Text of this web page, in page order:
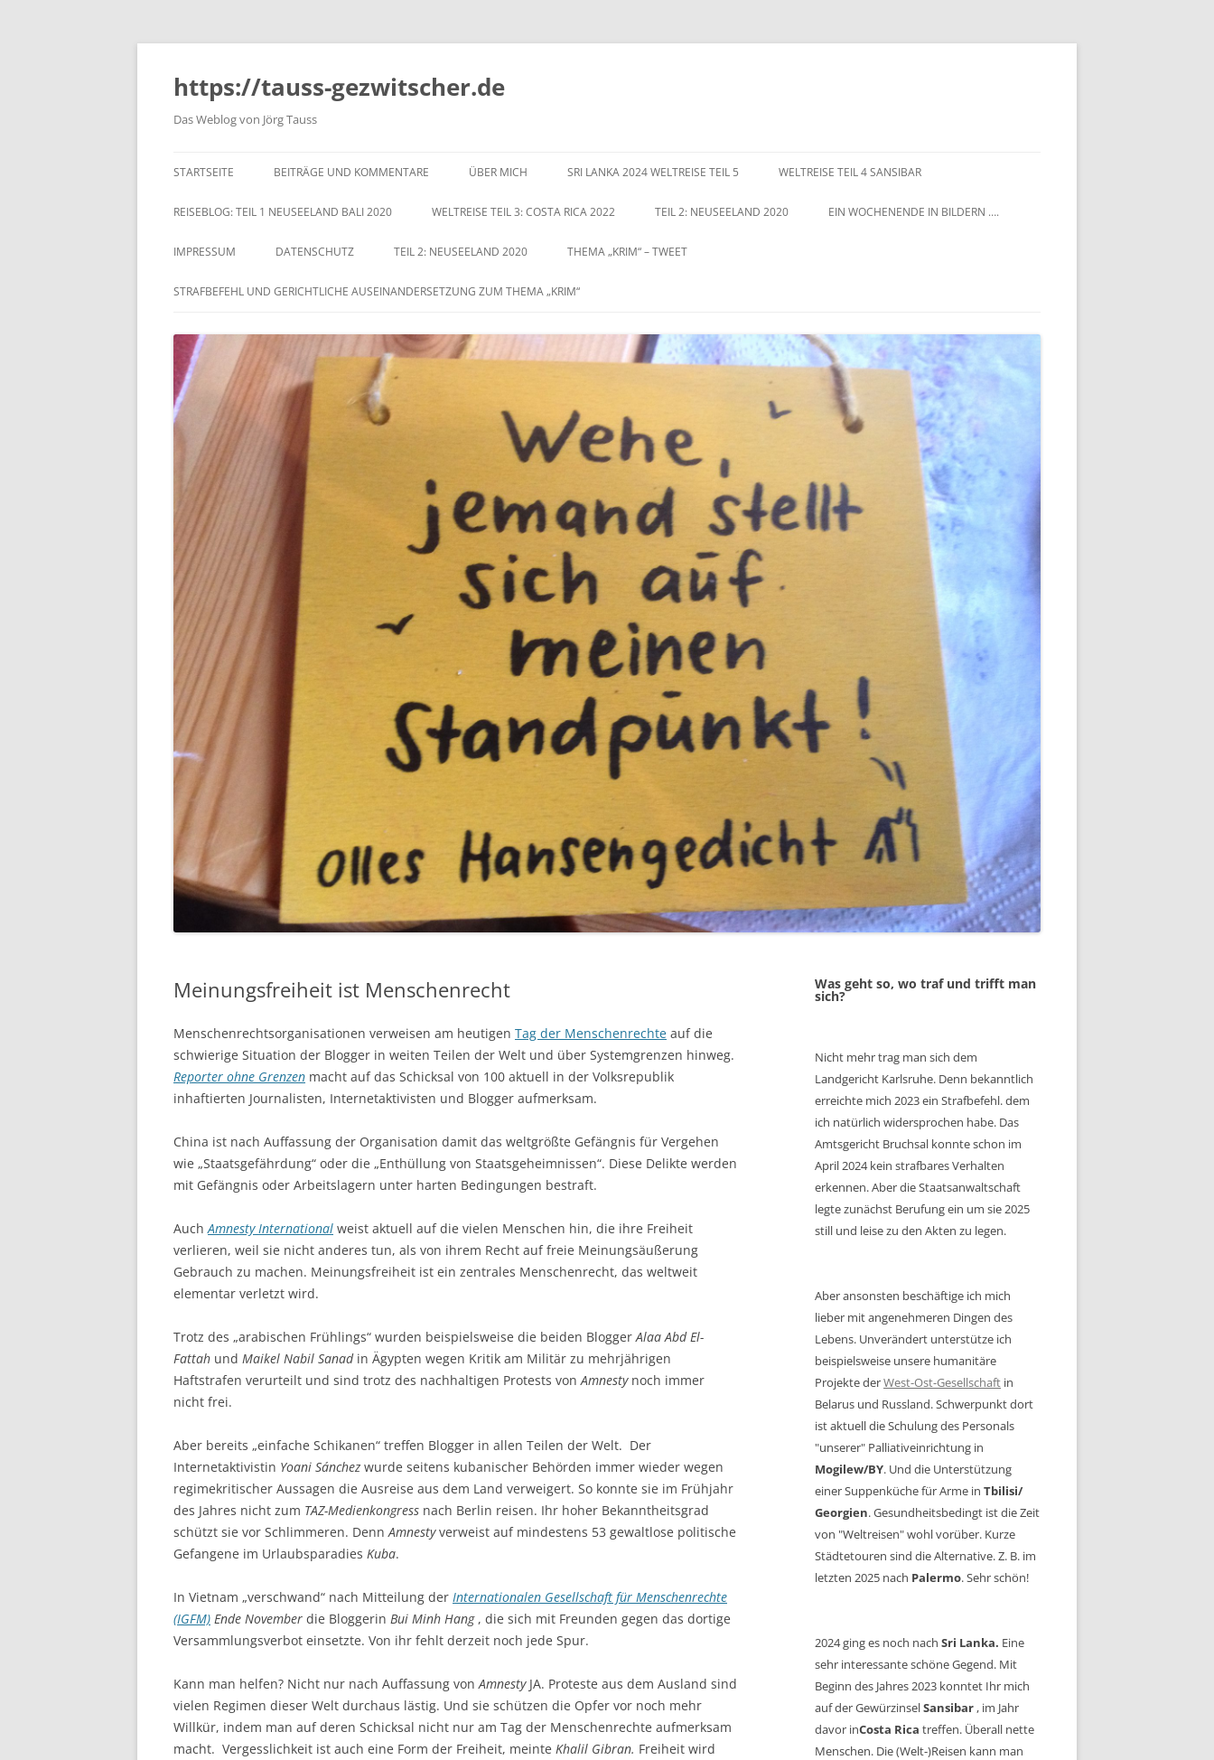
https://tauss-gezwitscher.de
Das Weblog von Jörg Tauss
Inhalt
STARTSEITE BEITRÄGE UND KOMMENTARE ÜBER MICH SRI LANKA 2024 WELTREISE TEIL 5 WELTREISE TEIL 4 SANSIBAR
REISEBLOG: TEIL 1 NEUSEELAND BALI 2020 WELTREISE TEIL 3: COSTA RICA 2022 TEIL 2: NEUSEELAND 2020 EIN WOCHENENDE IN BILDERN ….
IMPRESSUM DATENSCHUTZ TEIL 2: NEUSEELAND 2020 THEMA „KRIM“ – TWEET
STRAFBEFEHL UND GERICHTLICHE AUSEINANDERSETZUNG ZUM THEMA „KRIM“
Meinungsfreiheit ist Menschenrecht
Menschenrechtsorganisationen verweisen am heutigen Tag der Menschenrechte auf die
schwierige Situation der Blogger in weiten Teilen der Welt und über Systemgrenzen hinweg.
Reporter ohne Grenzen macht auf das Schicksal von 100 aktuell in der Volksrepublik
inhaftierten Journalisten, Internetaktivisten und Blogger aufmerksam.
China ist nach Auffassung der Organisation damit das weltgrößte Gefängnis für Vergehen
wie „Staatsgefährdung“ oder die „Enthüllung von Staatsgeheimnissen“. Diese Delikte werden
mit Gefängnis oder Arbeitslagern unter harten Bedingungen bestraft.
AuchAmnesty International weist aktuell auf die vielen Menschen hin, die ihre Freiheit
verlieren, weil sie nicht anderes tun, als von ihrem Recht auf freie Meinungsäußerung
Gebrauch zu machen. Meinungsfreiheit ist ein zentrales Menschenrecht, das weltweit
elementar verletzt wird.
Trotz des „arabischen Frühlings“ wurden beispielsweise die beiden BloggerAlaa Abd El-
Fattah und Maikel Nabil Sanadin Ägypten wegen Kritik am Militär zu mehrjährigen
Haftstrafen verurteilt und sind trotz des nachhaltigen Protests vonAmnesty noch immer
nicht frei.
Aber bereits „einfache Schikanen“ treffen Blogger in allen Teilen der Welt. Der
Internetaktivistin Yoani Sánchez wurde seitens kubanischer Behörden immer wieder wegen
regimekritischer Aussagen die Ausreise aus dem Land verweigert. So konnte sie im Frühjahr
des Jahres nicht zum TAZ-Medienkongress nach Berlin reisen. Ihr hoher Bekanntheitsgrad
schützt sie vor Schlimmeren. DennAmnestyverweist auf mindestens 53 gewaltlose politische
Gefangene im Urlaubsparadies Kuba.
In Vietnam „verschwand“ nach Mitteilung der Internationalen Gesellschaft für Menschenrechte
(IGFM) Ende November die Bloggerin Bui Minh Hang , die sich mit Freunden gegen das dortige
Versammlungsverbot einsetzte. Von ihr fehlt derzeit noch jede Spur.
Kann man helfen? Nicht nur nach Auffassung vonAmnesty JA. Proteste aus dem Ausland sind
vielen Regimen dieser Welt durchaus lästig. Und sie schützen die Opfer vor noch mehr
Willkür, indem man auf deren Schicksal nicht nur am Tag der Menschenrechte aufmerksam
macht. Vergesslichkeit ist auch eine Form der Freiheit, meinte Khalil Gibran. Freiheit wird
Was geht so, wo traf und trifft man
sich?
Nicht mehr trag man sich dem
Landgericht Karlsruhe. Denn bekanntlich
erreichte mich 2023 ein Strafbefehl. dem
ich natürlich widersprochen habe. Das
Amtsgericht Bruchsal konnte schon im
April 2024 kein strafbares Verhalten
erkennen. Aber die Staatsanwaltschaft
legte zunächst Berufung ein um sie 2025
still und leise zu den Akten zu legen.
Aber ansonsten beschäftige ich mich
lieber mit angenehmeren Dingen des
Lebens. Unverändert unterstütze ich
beispielsweise unsere humanitäre
Projekte derWest-Ost-Gesellschaft in
Belarus und Russland. Schwerpunkt dort
ist aktuell die Schulung des Personals
"unserer" Palliativeinrichtung in
Mogilew/BY. Und die Unterstützung
einer Suppenküche für Arme in Tbilisi/
Georgien. Gesundheitsbedingt ist die Zeit
von "Weltreisen" wohl vorüber. Kurze
Städtetouren sind die Alternative. Z. B. im
letzten 2025 nach Palermo. Sehr schön!
2024 ging es noch nach Sri Lanka. Eine
sehr interessante schöne Gegend. Mit
Beginn des Jahres 2023 konntet Ihr mich
auf der GewürzinselSansibar , im Jahr
davor inCosta Rica treffen. Überall nette
Menschen. Die (Welt-)Reisen kann man